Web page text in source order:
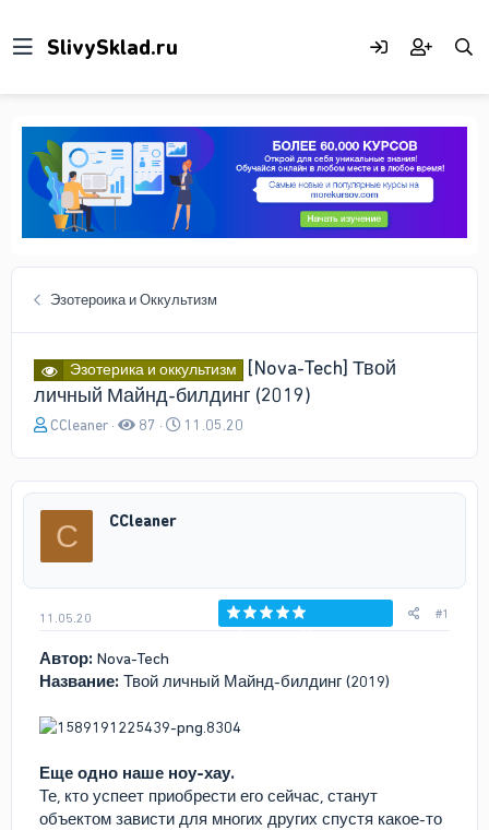
Эзотероика и Оккультизм
Эзотерика и оккультизм
[Nova-Tech] Твой
личный Майнд-билдинг (2019)
А
о
р
ы
CCleaner 87
Д
а
л
11.05.20
C CCleaner
11.05.20
Голосов: 0
#1
Автор: Nova-Tech
Название: Твой личный Майнд-билдинг (2019)
Еще одно наше ноу-хау.
Те, кто успеет приобрести его сейчас, станут
объектом зависти для многих других спустя какое-то